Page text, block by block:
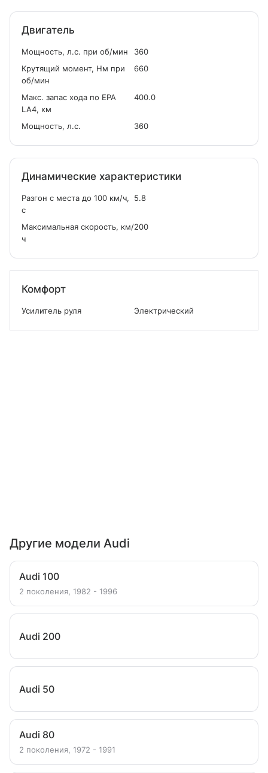
Двигатель
Мощность, л.с. при об/мин
360
Крутящий момент, Нм при
об/мин
660
Макс. запас хода по EPA
LA4, км
400.0
Мощность, л.с. 360
Динамические характеристики
Разгон с места до 100 км/ч,
с
5.8
Максимальная скорость, км/
ч
200
Комфорт
Усилитель руля Электрический
Другие модели Audi
Audi 100
2 поколения, 1982 - 1996
Audi 200
Audi 50
Audi 80
2 поколения, 1972 - 1991